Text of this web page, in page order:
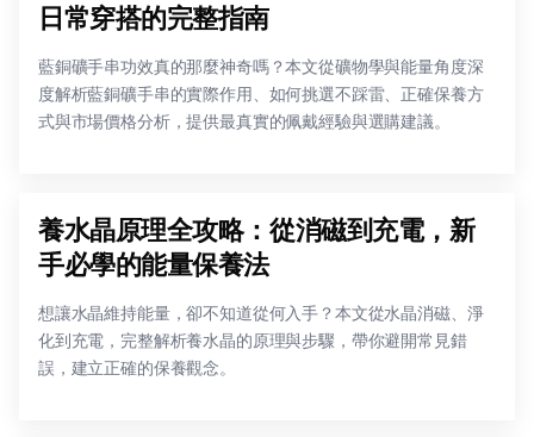
日常穿搭的完整指南
藍銅礦手串功效真的那麼神奇嗎？本文從礦物學與能量角度深
度解析藍銅礦手串的實際作用、如何挑選不踩雷、正確保養方
式與市場價格分析，提供最真實的佩戴經驗與選購建議。
養水晶原理全攻略：從消磁到充電，新
手必學的能量保養法
想讓水晶維持能量，卻不知道從何入手？本文從水晶消磁、淨
化到充電，完整解析養水晶的原理與步驟，帶你避開常見錯
誤，建立正確的保養觀念。